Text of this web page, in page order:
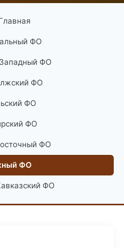
ФО
ФО
ФО
ФО
ФО
ФО
ФО
ФО